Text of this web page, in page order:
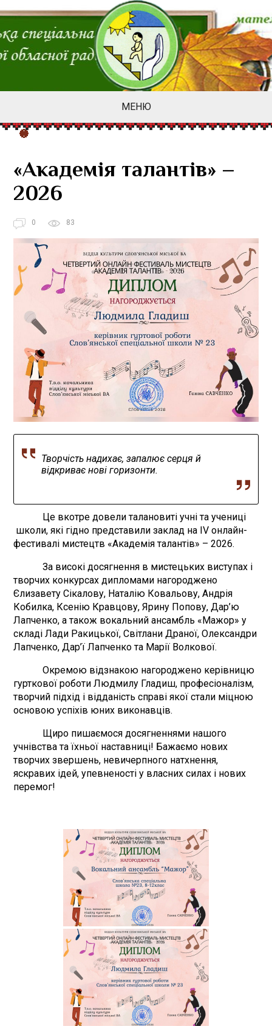
МЕНЮ
«Академія талантів» –
2026
0 83
Творчість надихає, запалює серця й
відкриває нові горизонти.
Це вкотре довели талановиті учні та учениці
школи, які гідно представили заклад на IV онлайн-
фестивалі мистецтв «Академія талантів» – 2026.
За високі досягнення в мистецьких виступах і
творчих конкурсах дипломами нагороджено
Єлизавету Сікалову, Наталію Ковальову, Андрія
Кобилка, Ксенію Кравцову, Ярину Попову, Дар’ю
Лапченко, а також вокальний ансамбль «Мажор» у
складі Лади Ракицької, Світлани Драної, Олександри
Лапченко, Дар’ї Лапченко та Марії Волкової.
Окремою відзнакою нагороджено керівницю
гурткової роботи Людмилу Гладиш, професіоналізм,
творчий підхід і відданість справі якої стали міцною
основою успіхів юних виконавців.
Щиро пишаємося досягненнями нашого
учнівства та їхньої наставниці! Бажаємо нових
творчих звершень, невичерпного натхнення,
яскравих ідей, упевненості у власних силах і нових
перемог!